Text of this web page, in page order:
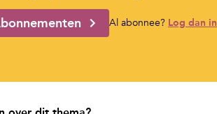
Al abonnee? Log dan in